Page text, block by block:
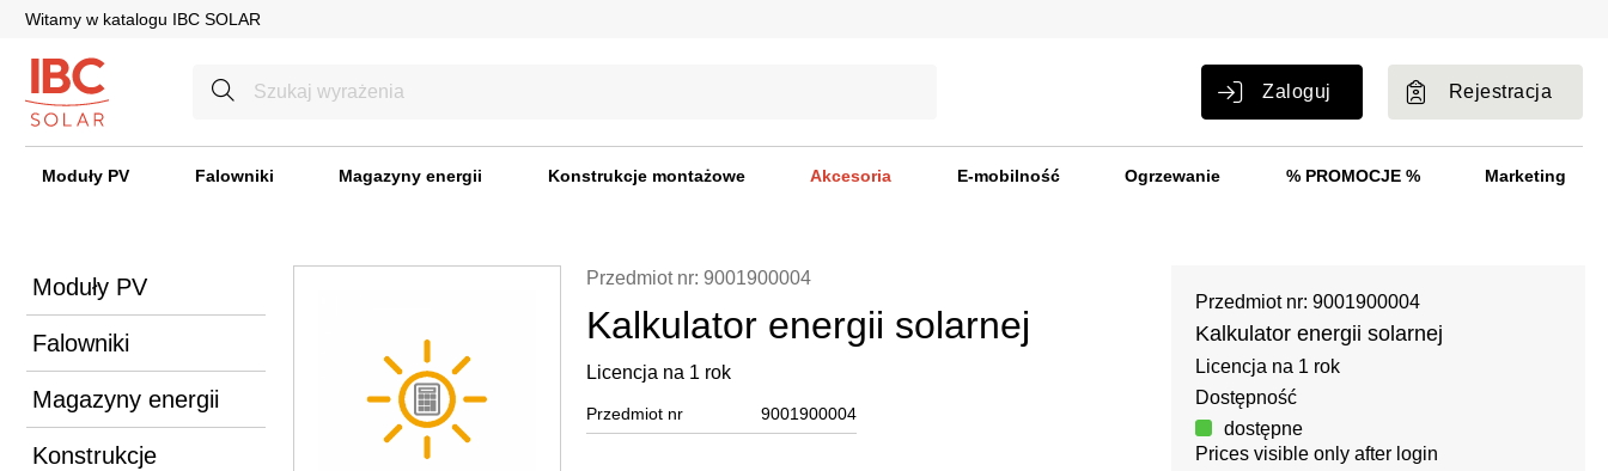
Witamy w katalogu IBC SOLAR
Zaloguj Rejestracja
Moduły PV Falowniki Magazyny energii Konstrukcje montażowe Akcesoria E-mobilność Ogrzewanie % PROMOCJE % Marketing
Moduły PV
Falowniki
Magazyny energii
Konstrukcje
Przedmiot nr: 9001900004
Kalkulator energii solarnej
Licencja na 1 rok
Przedmiot nr 9001900004
Przedmiot nr: 9001900004
Kalkulator energii solarnej
Licencja na 1 rok
Dostępność
dostępne
Prices visible only after login